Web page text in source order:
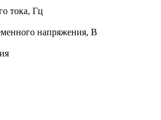
тока, Гц
напряжения, В